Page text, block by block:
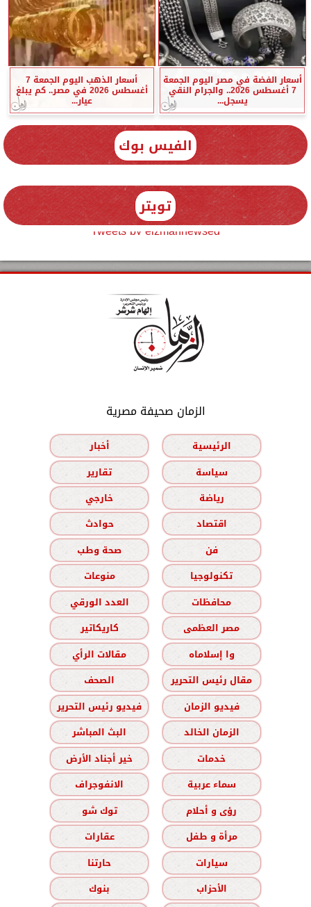
أسعار الفضة في مصر اليوم الجمعة
7 أغسطس 2026.. والجرام النقي
يسجل...
أسعار الذهب اليوم الجمعة 7
أغسطس 2026 في مصر.. كم يبلغ
عيار...
الفيس بوك
تويتر
Tweets by elzmannewseg
الزمان صحيفة مصرية
الرئيسية
أخبار
سياسة
تقارير
رياضة
خارجي
اقتصاد
حوادث
فن
صحة وطب
تكنولوجيا
منوعات
محافظات
العدد الورقي
مصر العظمى
كاريكاتير
وا إسلاماه
مقالات الرأي
مقال رئيس التحرير
الصحف
فيديو الزمان
فيديو رئيس التحرير
الزمان الخالد
البث المباشر
خدمات
خير أجناد الأرض
سماء عربية
الانفوجراف
رؤى و أحلام
توك شو
مرأة و طفل
عقارات
سيارات
حارتنا
الأحزاب
بنوك